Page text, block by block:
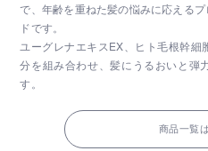
で、年齢を重ねた髪の悩みに応える
ドです。
ユーグレナエキスEX、ヒト毛根幹
分を組み合わせ、髪にうるおいと弾
す。
商品一覧